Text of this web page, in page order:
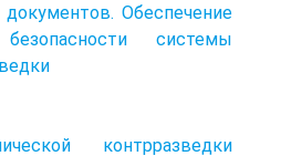
Обеспечение
системы
контрразведки